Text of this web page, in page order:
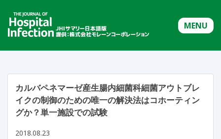
MENU
カルバペネマーゼ産生腸内細菌科細菌アウトブレ
イクの制御のための唯一の解決法はコホーティン
グか？単一施設での試験
2018.08.23